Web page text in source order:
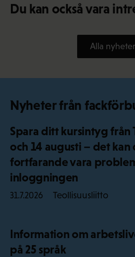
Du kan också vara
Alla nyheter
Nyheter från
Spara ditt kursintyg från
och 14 augusti – det kan
fortfarande vara
inloggningen
31.7.2026 Teollisuusliitto
Information om
på 25 språk